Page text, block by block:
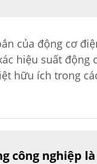
của động cơ
hiệu suất
hữu ích trong
công nghiệp là